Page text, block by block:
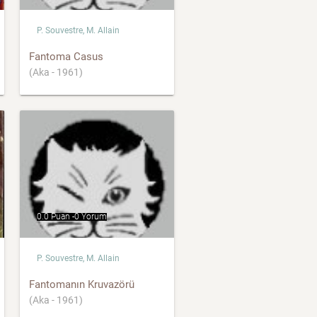
P. Souvestre, M. Allain
Fantoma Casus
(Aka - 1961)
0.0 Puan -0 Yorum
P. Souvestre, M. Allain
Fantomanın Kruvazörü
(Aka - 1961)